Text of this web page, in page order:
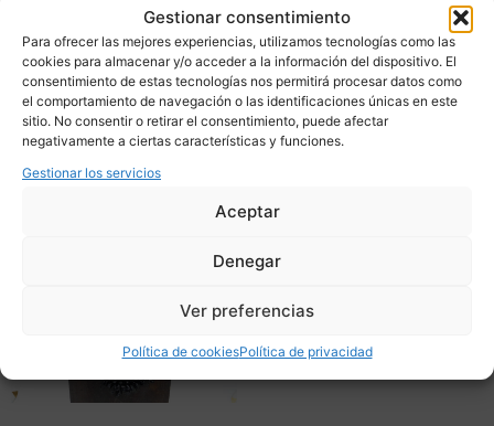
Gestionar consentimiento
Para ofrecer las mejores experiencias, utilizamos tecnologías como las
cookies para almacenar y/o acceder a la información del dispositivo. El
consentimiento de estas tecnologías nos permitirá procesar datos como
el comportamiento de navegación o las identificaciones únicas en este
sitio. No consentir o retirar el consentimiento, puede afectar
negativamente a ciertas características y funciones.
Gestionar los servicios
Aceptar
Denegar
Ver preferencias
Política de cookiesPolítica de privacidad
Adquirir
Add To Compare
Adquirir
Add To Compare